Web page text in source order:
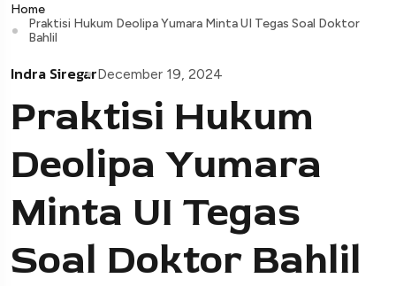
Home
Praktisi Hukum Deolipa Yumara Minta UI Tegas Soal Doktor
Bahlil
Indra SiregarDecember 19, 2024
Praktisi Hukum
Deolipa Yumara
Minta UI Tegas
Soal Doktor Bahlil